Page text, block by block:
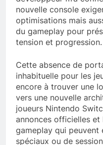
nouvelle console
optimisations mais
du gameplay pour
tension et progression.
Cette absence de
inhabituelle pour les
encore à trouver une
vers une nouvelle
joueurs Nintendo
annonces officielles
gameplay qui peuvent
spéciaux ou de